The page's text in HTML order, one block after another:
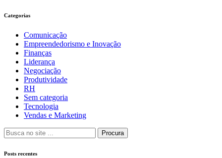
Categorias
Comunicação
Empreendedorismo e Inovação
Finanças
Liderança
Negociação
Produtividade
RH
Sem categoria
Tecnologia
Vendas e Marketing
Procura
Posts recentes